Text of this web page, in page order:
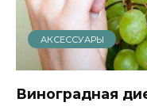
АКСЕССУАРЫ
Виноградная